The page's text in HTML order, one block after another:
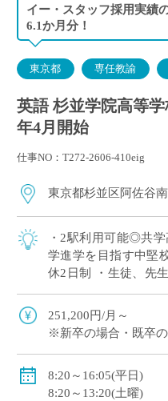
イー・スタッフ採用実績
6.1か月分！
東京都 専任教諭
英語 杉並学院高等
年4月開始
仕事NO：T272-2606-410eig
東京都杉並区阿佐谷南
・2駅利用可能◎共
学進学を目指す中堅
休2日制 ・生徒、先
校風 ・1コマ45分授
に電子黒板完備！
251,200円/月～
※新卒の場合・既卒
※交通費全額支給
賞与：あり（年3回、
8:20～16:05(平日)
8:20～13:20(土曜)